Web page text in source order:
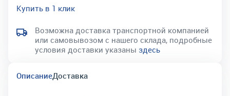
Купить в 1 клик
Возможна доставка транспортной компанией
или самовывозом с нашего склада, подробные
условия доставки указаны здесь
ОписаниеДоставка